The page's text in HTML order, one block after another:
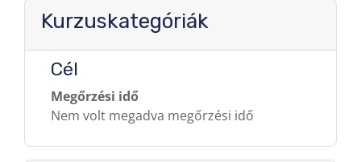
Kurzuskategóriák
Cél
Megőrzési idő
Nem volt megadva megőrzési idő